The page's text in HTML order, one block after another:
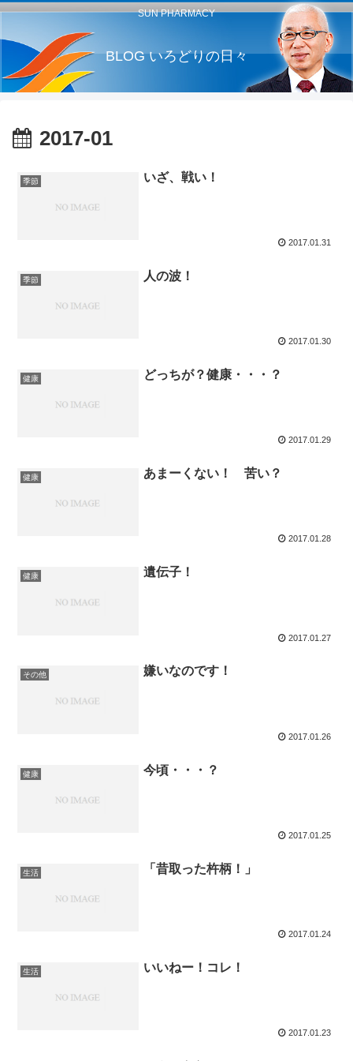
SUN PHARMACY
BLOG いろどりの日々
2017-01
季節 いざ、戦い！
2017.01.31
季節 人の波！
2017.01.30
健康 どっちが？健康・・・？
2017.01.29
健康 あまーくない！ 苦い？
2017.01.28
健康 遺伝子！
2017.01.27
その他 嫌いなのです！
2017.01.26
健康 今頃・・・？
2017.01.25
生活 「昔取った杵柄！」
2017.01.24
生活 いいねー！コレ！
2017.01.23